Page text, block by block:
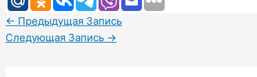
← Предыдущая Запись
Следующая Запись →